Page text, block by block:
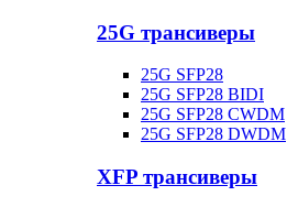
25G трансиверы
25G SFP28
25G SFP28 BIDI
25G SFP28 CWDM
25G SFP28 DWDM
XFP трансиверы